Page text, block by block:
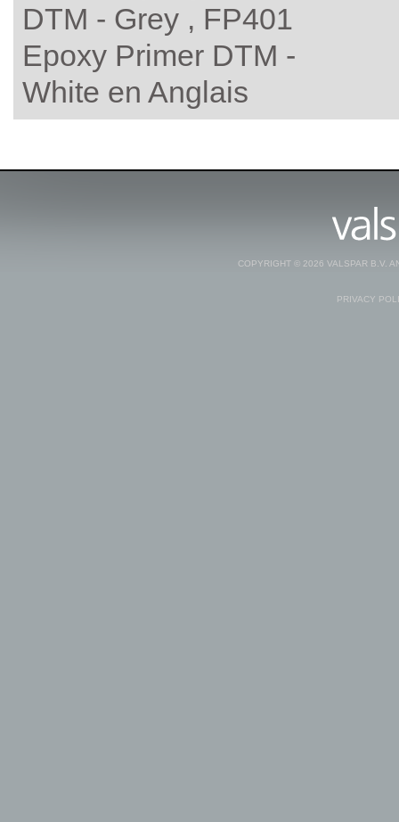
DTM - Grey , FP401
Epoxy Primer DTM -
White en Anglais
COPYRIGHT © 2026 VALSPAR B.V.
PRIVACY